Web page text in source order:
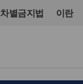
차별금지법 이란